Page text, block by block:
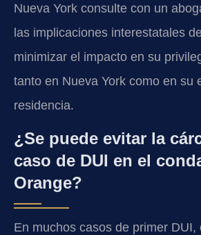
Nueva York consulte con un
las implicaciones interestatales
minimizar el impacto en su
tanto en Nueva York como en su
residencia.
¿Se puede evitar la
caso de DUI en el
Orange?
En muchos casos de primer DUI,